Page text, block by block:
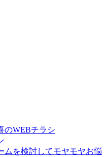
のWEBチラシ
ムを検討してモヤモヤお悩